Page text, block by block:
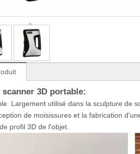
3D portable:
Largement utilisé dans la sculpture de
de moisissures et la fabrication
profil 3D de l'objet.